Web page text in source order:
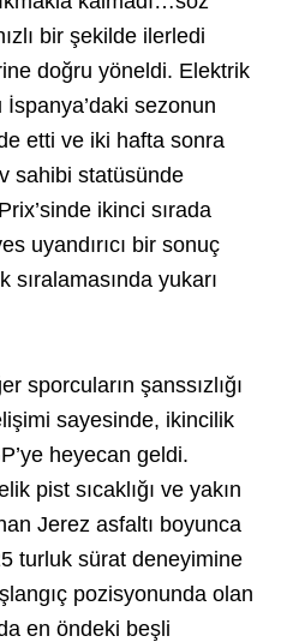
bir şekilde ilerledi
doğru yöneldi. Elektrik
İspanya’daki sezonun
etti ve iki hafta sonra
sahibi statüsünde
ikinci sırada
uyandırıcı bir sonuç
yukarı
sporcuların şanssızlığı
sayesinde, ikincilik
heyecan geldi.
pist sıcaklığı ve yakın
Jerez asfaltı boyunca
turluk sürat deneyimine
pozisyonunda olan
en öndeki beşli